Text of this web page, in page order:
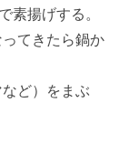
素揚げする。
てきたら鍋か
ど）をまぶ